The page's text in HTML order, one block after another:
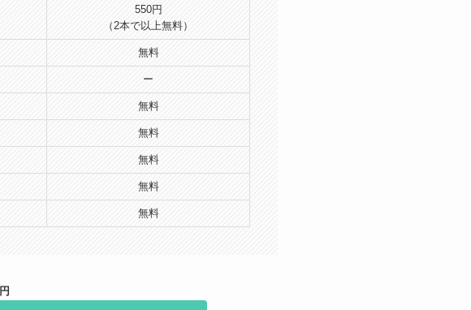
550円
（2本で以上無料）
無料
ー
無料
無料
無料
無料
無料